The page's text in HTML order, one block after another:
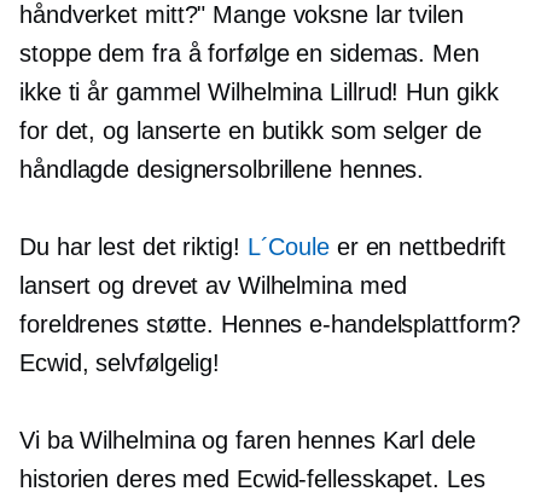
håndverket mitt?" Mange voksne lar tvilen
stoppe dem fra å forfølge en sidemas. Men
ikke ti år gammel Wilhelmina Lillrud! Hun gikk
for det, og lanserte en butikk som selger de
håndlagde designersolbrillene hennes.
Du har lest det riktig! L´Couleer en nettbedrift
lansert og drevet av Wilhelmina med
foreldrenes støtte. Hennes e-handelsplattform?
Ecwid, selvfølgelig!
Vi ba Wilhelmina og faren hennes Karl dele
historien deres med Ecwid-fellesskapet. Les